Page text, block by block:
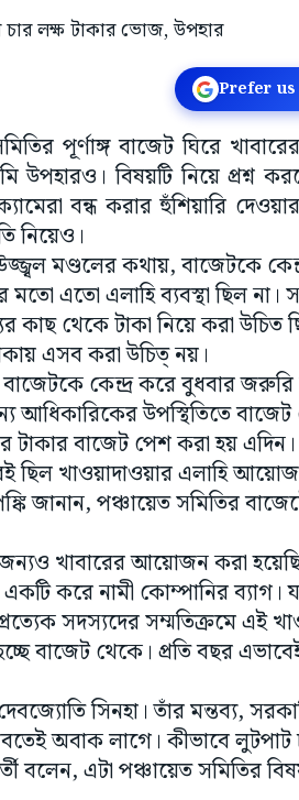
Prefer us
পূর্ণাঙ্গ বাজেট ঘিরে
উপহারও। বিষয়টি নিয়ে প্রশ্ন
বন্ধ করার হুঁশিয়ারি
নিয়েও।
মণ্ডলের কথায়, বাজেটকে
এতো এলাহি ব্যবস্থা ছিল না।
থেকে টাকা নিয়ে করা উচিত
এসব করা উচিত্ নয়।
বাজেটকে কেন্দ্র করে বুধবার
আধিকারিকের উপস্থিতিতে
টাকার বাজেট পেশ করা হয়
ছিল খাওয়াদাওয়ার এলাহি
জানান, পঞ্চায়েত সমিতির
খাবারের আয়োজন করা
করে নামী কোম্পানির ব্যাগ।
সদস্যদের সম্মতিক্রমে এই
বাজেট থেকে। প্রতি বছর
সিনহা। তাঁর মন্তব্য,
অবাক লাগে। কীভাবে লুটপাট
বলেন, এটা পঞ্চায়েত সমিতির